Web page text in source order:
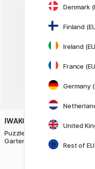
IWAKO
Puzzle Radiergummis
Gartenspiele
Denmark
Finland
Ireland
France
Germany
United
Rest of EU